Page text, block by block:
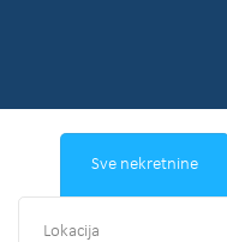
Sve nekretnine
Lokacija